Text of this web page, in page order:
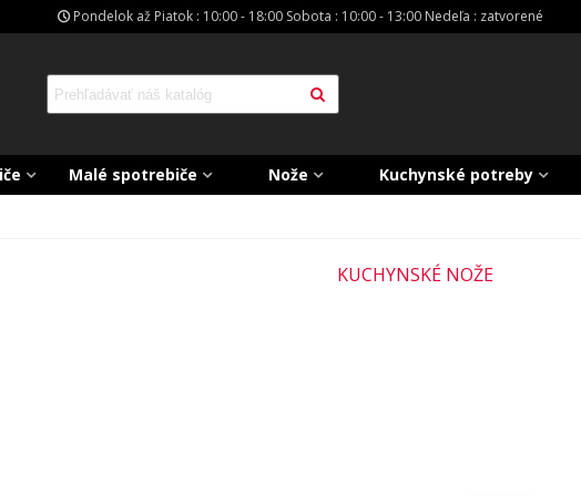
Pondelok až Piatok : 10:00 - 18:00 Sobota : 10:00 - 13:00 Nedeľa : zatvorené
Malé spotrebiče Nože Kuchynské potreby
KUCHYNSKÉ NOŽE